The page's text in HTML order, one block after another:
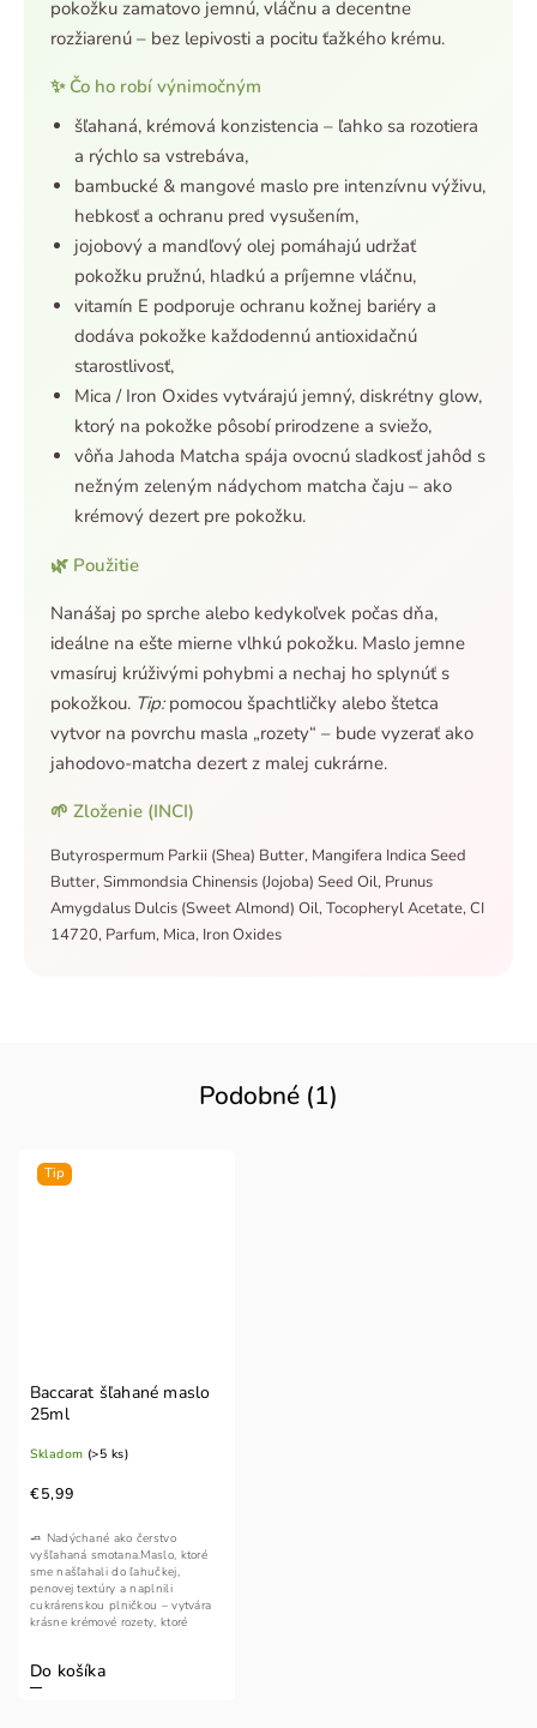
pokožku zamatovo jemnú, vláčnu a decentne
rozžiarenú – bez lepivosti a pocitu ťažkého krému.
✨ Čo ho robí výnimočným
šľahaná, krémová konzistencia – ľahko sa rozotiera
a rýchlo sa vstrebáva,
bambucké & mangové maslo pre intenzívnu výživu,
hebkosť a ochranu pred vysušením,
jojobový a mandľový olej pomáhajú udržať
pokožku pružnú, hladkú a príjemne vláčnu,
vitamín E podporuje ochranu kožnej bariéry a
dodáva pokožke každodennú antioxidačnú
starostlivosť,
Mica / Iron Oxides vytvárajú jemný, diskrétny glow,
ktorý na pokožke pôsobí prirodzene a sviežo,
vôňa Jahoda Matcha spája ovocnú sladkosť jahôd s
nežným zeleným nádychom matcha čaju – ako
krémový dezert pre pokožku.
🌿 Použitie
Nanášaj po sprche alebo kedykoľvek počas dňa,
ideálne na ešte mierne vlhkú pokožku. Maslo jemne
vmasíruj krúživými pohybmi a nechaj ho splynúť s
pokožkou. Tip:pomocou špachtličky alebo štetca
vytvor na povrchu masla „rozety“ – bude vyzerať ako
jahodovo-matcha dezert z malej cukrárne.
🌱 Zloženie (INCI)
Butyrospermum Parkii (Shea) Butter, Mangifera Indica Seed
Butter, Simmondsia Chinensis (Jojoba) Seed Oil, Prunus
Amygdalus Dulcis (Sweet Almond) Oil, Tocopheryl Acetate, CI
14720, Parfum, Mica, Iron Oxides
Podobné (1)
Tip
Baccarat šľahané maslo
25ml
Skladom (>5 ks)
€5,99
Do košíka
🧈 Nadýchané ako čerstvo
vyšľahaná smotana.Maslo, ktoré
sme našľahali do ľahučkej,
penovej textúry a naplnili
cukrárenskou plničkou – vytvára
krásne krémové rozety, ktoré